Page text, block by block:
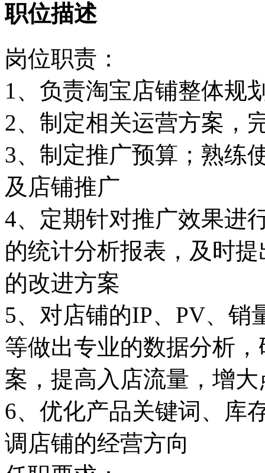
职位描述
岗位职责：
1、负责淘宝店铺整体规
2、制定相关运营方案，
3、制定推广预算；熟练
及店铺推广
4、定期针对推广效果进
的统计分析报表，及时
的改进方案
5、对店铺的IP、PV、销
等做出专业的数据分析
案，提高入店流量，增
6、优化产品关键词、库
调店铺的经营方向